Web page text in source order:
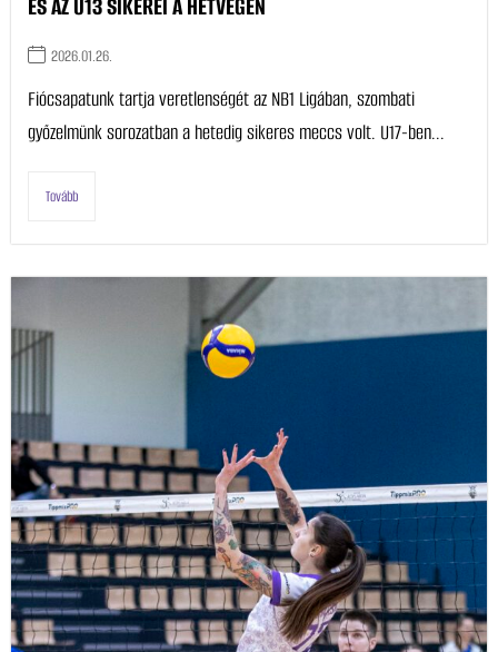
2026.01.26.
Fiócsapatunk tartja veretlenségét az NB1 Ligában, szombati
győzelmünk sorozatban a hetedig sikeres meccs volt. U17-ben...
Tovább